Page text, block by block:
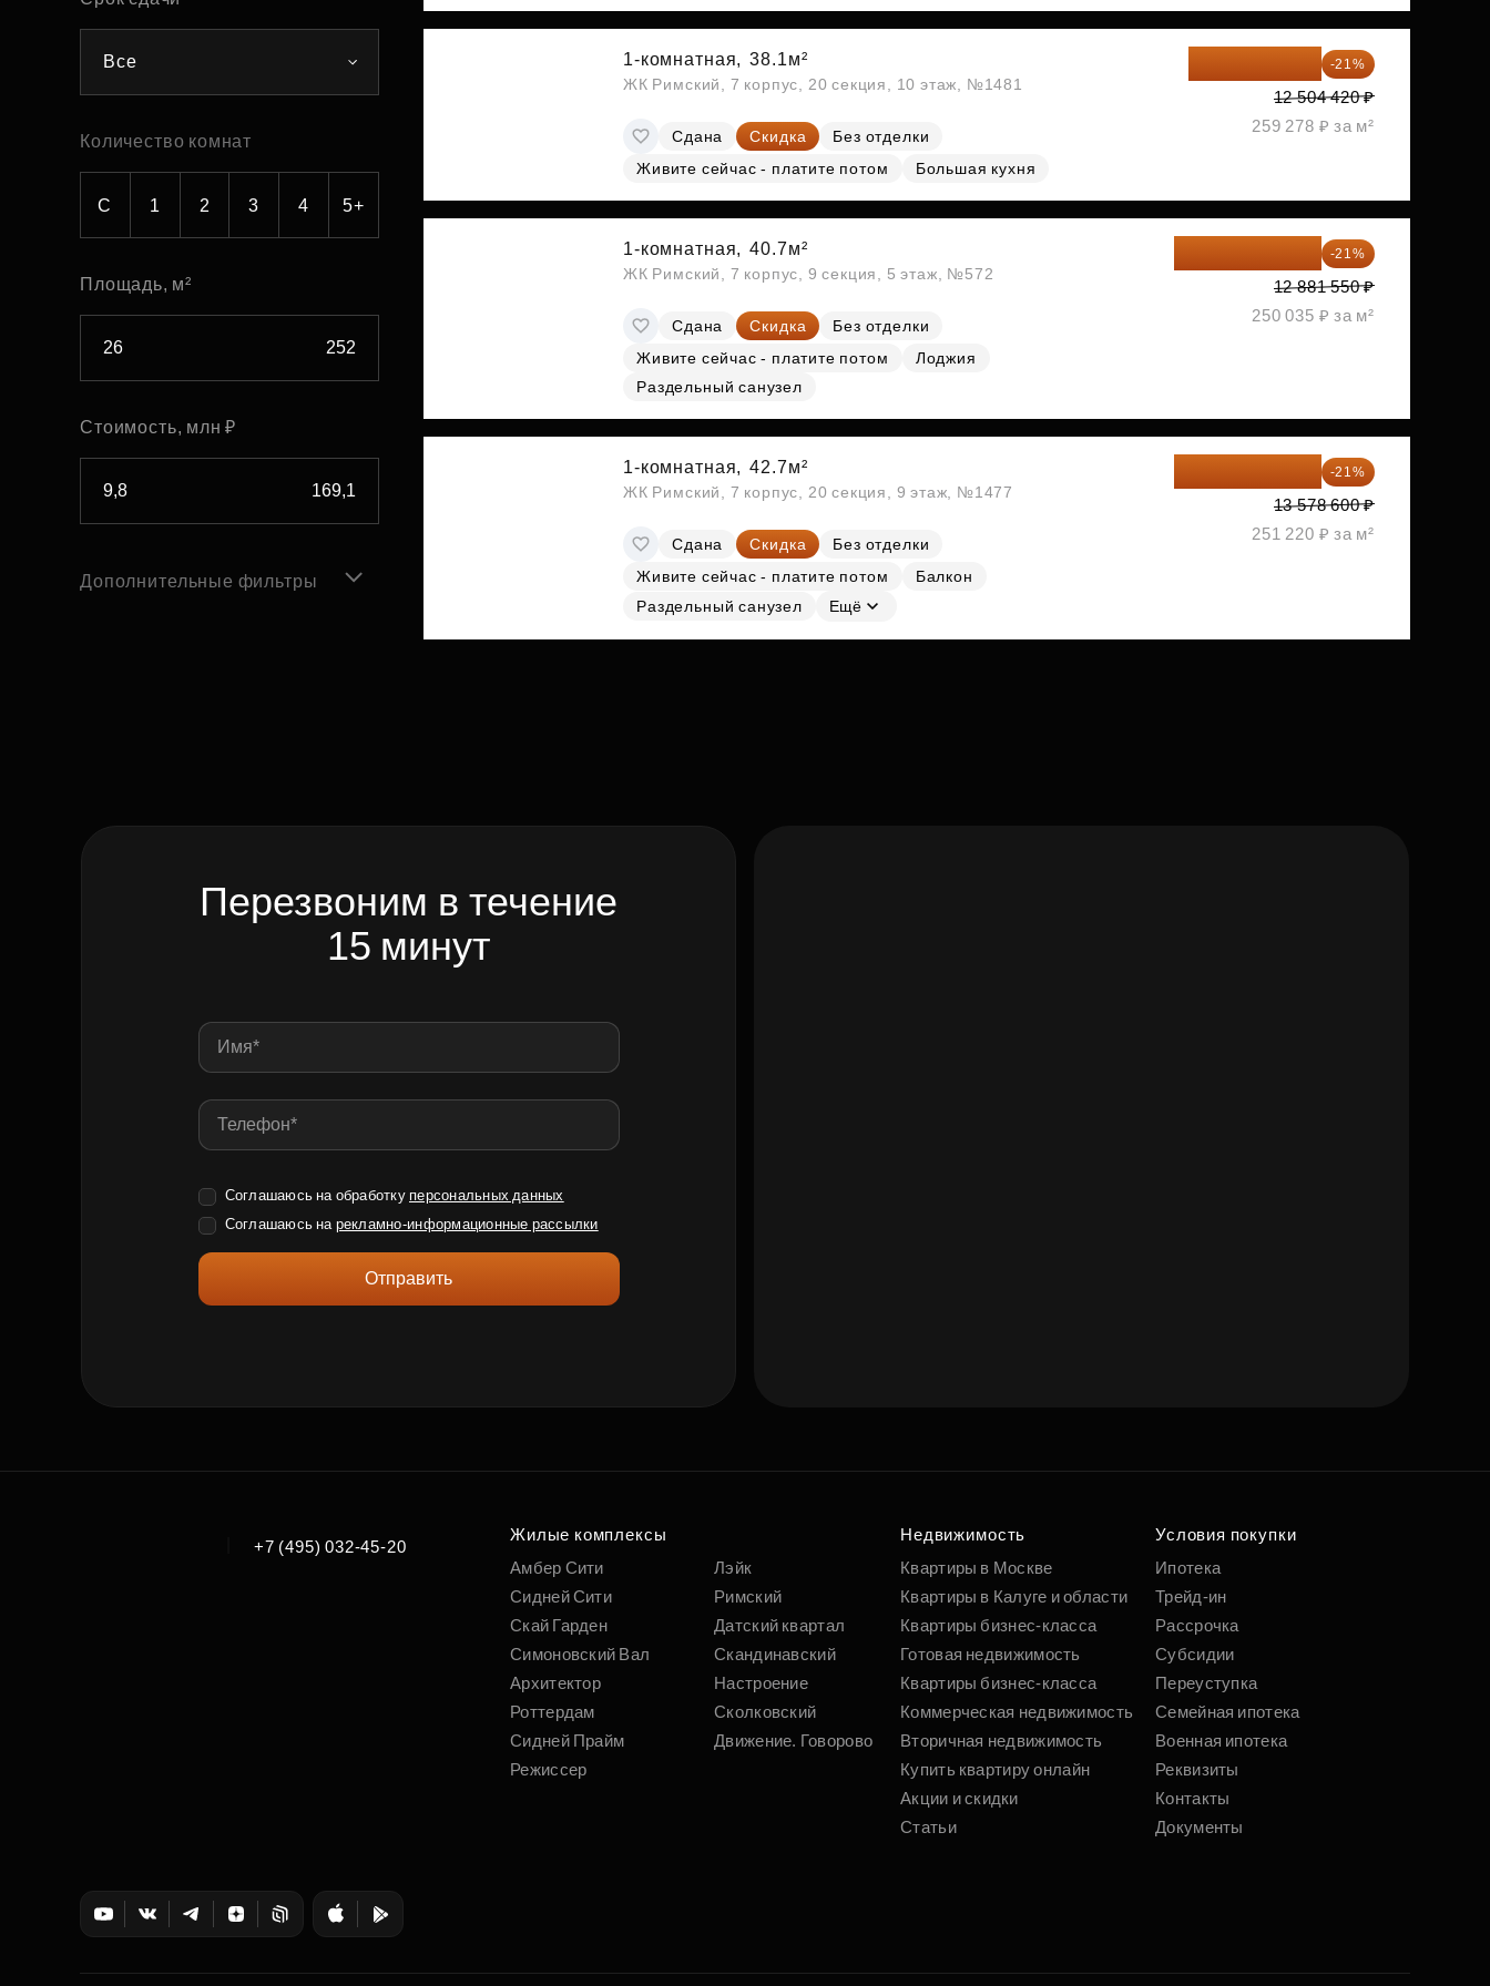
Рефинансирование
Субсидии
Все
Количество комнат
С 1 2 3 4 5+
Площадь, м²
Стоимость, млн ₽
Дополнительные фильтры
1-комнатная, 38.1м²
ЖК Римский, 7 корпус, 20 секция, 10 этаж, №1481
Сдана Скидка
Без отделки
Живите сейчас - платите потом
Большая кухня
-21%
12 504 420 ₽
259 278 ₽ за м²
1-комнатная, 40.7м²
ЖК Римский, 7 корпус, 9 секция, 5 этаж, №572
Сдана Скидка
Без отделки
Живите сейчас - платите потом
Лоджия
Раздельный санузел
-21%
12 881 550 ₽
250 035 ₽ за м²
1-комнатная, 42.7м²
ЖК Римский, 7 корпус, 20 секция, 9 этаж, №1477
Сдана Скидка
Без отделки
Живите сейчас - платите потом
Балкон
Раздельный санузел
Ещё
-21%
13 578 600 ₽
251 220 ₽ за м²
Перезвоним в течение
15 минут
Соглашаюсь на обработку персональных данных
Соглашаюсь на рекламно-информационные рассылки
Отправить
+7 (495) 032-45-20
Жилые комплексы
Амбер Сити
Сидней Сити
Скай Гарден
Симоновский Вал
Архитектор
Роттердам
Сидней Прайм
Режиссер
Лэйк
Римский
Датский квартал
Скандинавский
Настроение
Сколковский
Движение. Говорово
Недвижимость
Квартиры в Москве
Квартиры в Калуге и области
Квартиры бизнес-класса
Готовая недвижимость
Квартиры бизнес-класса
Коммерческая недвижимость
Вторичная недвижимость
Купить квартиру онлайн
Акции и скидки
Статьи
Условия покупки
Ипотека
Трейд-ин
Рассрочка
Субсидии
Переуступка
Семейная ипотека
Военная ипотека
Реквизиты
Контакты
Документы